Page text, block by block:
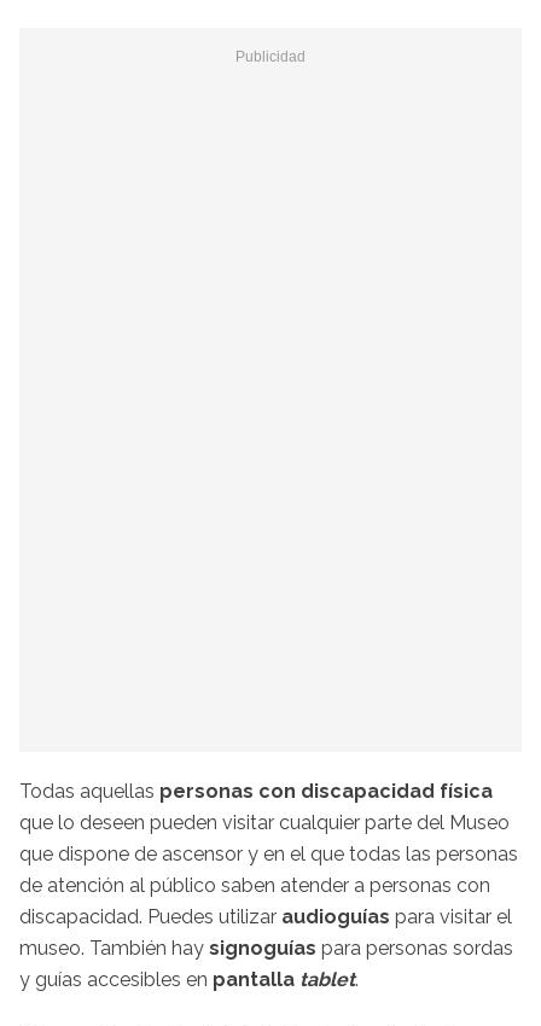
Todas aquellas personas con discapacidad física
que lo deseen pueden visitar cualquier parte del Museo
que dispone de ascensor y en el que todas las personas
de atención al público saben atender a personas con
discapacidad. Puedes utilizar audioguías para visitar el
museo. También hay signoguías para personas sordas
y guías accesibles en pantalla tablet.